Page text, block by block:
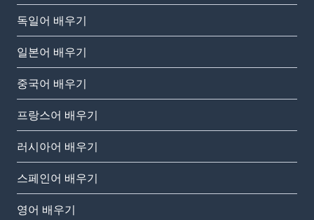
독일어 배우기
일본어 배우기
중국어 배우기
프랑스어 배우기
러시아어 배우기
스페인어 배우기
영어 배우기